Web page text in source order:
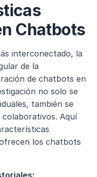
Chatbots
interconectado, la
de la
de chatbots en
no solo se
también se
Aquí
los chatbots